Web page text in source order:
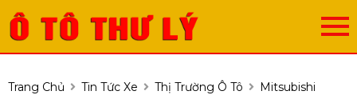
Trang Chủ Tin Tức Xe Thị Trường Ô Tô
Mitsubishi